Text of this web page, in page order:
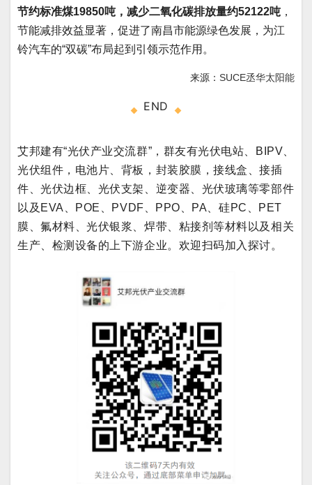
节约标准煤19850吨，减少二氧化碳排放量约52122吨 ，
节能减排效益显著，促进了南昌市能源绿色发展，为江
铃汽车的“双碳”布局起到引领示范作用。
来源： SUCE丞华太阳能
END
艾邦建有“光伏产业交流群”，群友有光伏电站、BIPV、
光伏组件，电池片、背板，封装胶膜，接线盒、接插
件、光伏边框、光伏支架、逆变器、光伏玻璃等零部件
以及EVA、POE、PVDF、PPO、PA、硅PC、PET
膜、氟材料、光伏银浆、焊带、粘接剂等材料以及相关
生产、检测设备的上下游企业。 欢迎扫码加入探讨。